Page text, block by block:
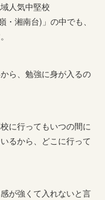
人気中堅校
・湘南台)」の中でも、
ら、勉強に身が入るの
に行ってもいつの間に
るから、どこに行って
が強くて入れないと言